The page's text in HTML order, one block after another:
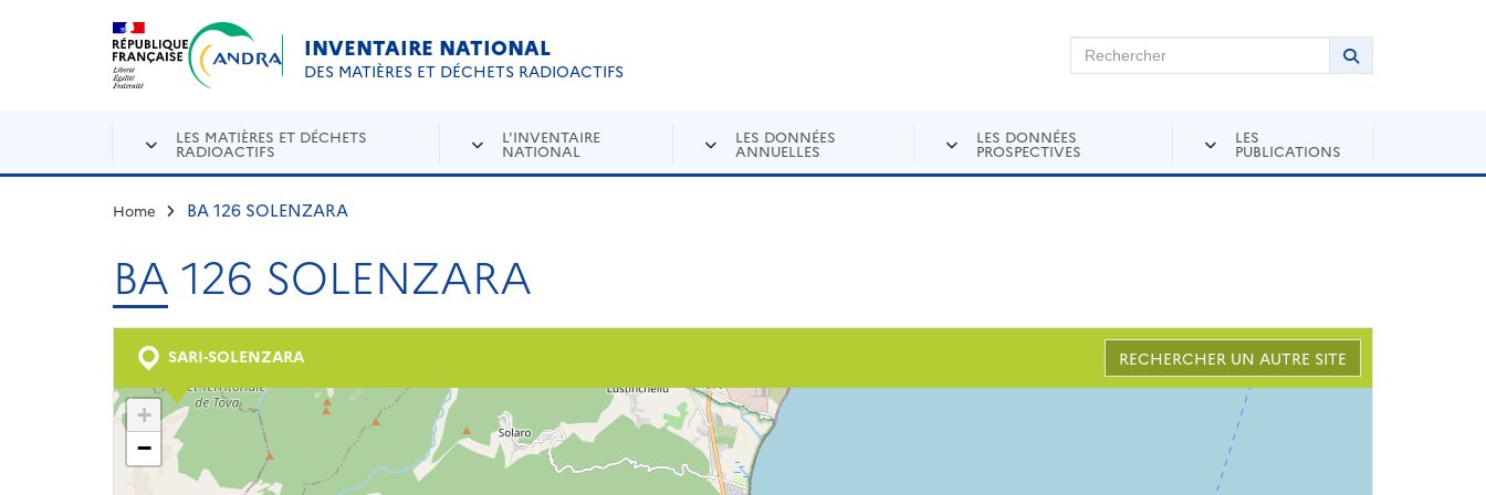
Aller au contenu principal
INVENTAIRE NATIONAL
DES MATIÈRES ET DÉCHETS RADIOACTIFS
Rechercher sur Andra Inventaire Rechercher
Lancer la
LES MATIÈRES ET DÉCHETS
RADIOACTIFS
L'INVENTAIRE
NATIONAL
LES DONNÉES
ANNUELLES
LES DONNÉES
PROSPECTIVES
LES
PUBLICATIONS
Home BA 126 SOLENZARA
BA 126 SOLENZARA
SARI-SOLENZARA RECHERCHER UN AUTRE SITE
+
−